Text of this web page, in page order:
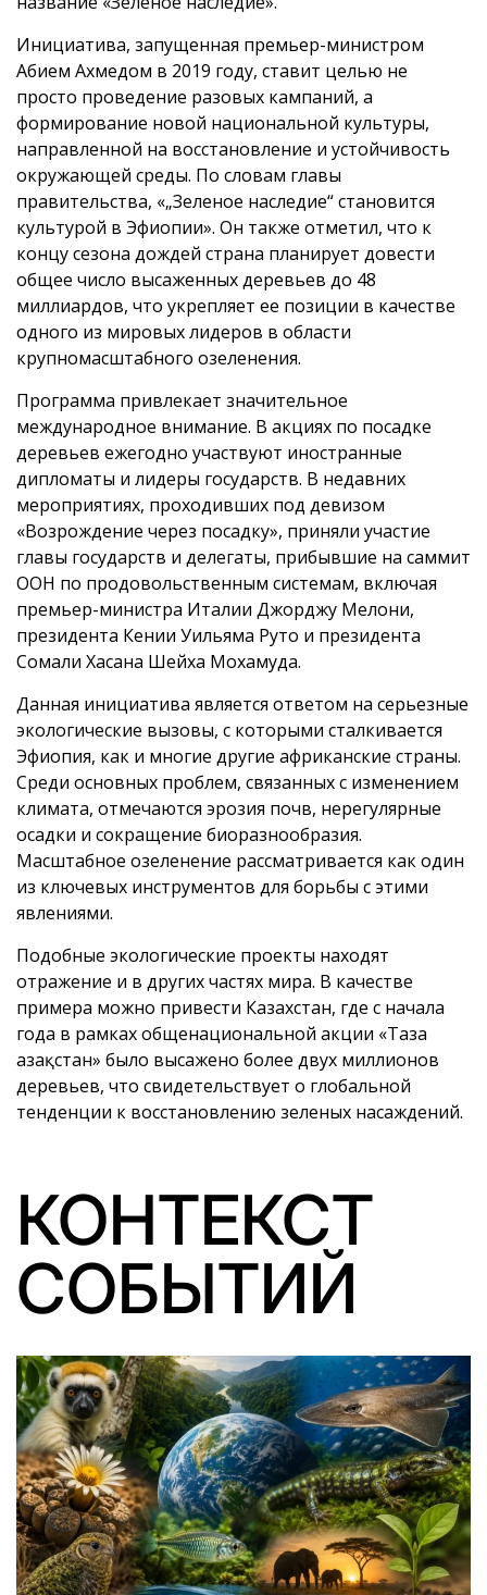
Инициатива, запущенная премьер-министром
Абием Ахмедом в 2019 году, ставит целью не
просто проведение разовых кампаний, а
формирование новой национальной культуры,
направленной на восстановление и устойчивость
окружающей среды. По словам главы
правительства, «„Зеленое наследие“ становится
культурой в Эфиопии». Он также отметил, что к
концу сезона дождей страна планирует довести
общее число высаженных деревьев до 48
миллиардов, что укрепляет ее позиции в качестве
одного из мировых лидеров в области
крупномасштабного озеленения.
Программа привлекает значительное
международное внимание. В акциях по посадке
деревьев ежегодно участвуют иностранные
дипломаты и лидеры государств. В недавних
мероприятиях, проходивших под девизом
«Возрождение через посадку», приняли участие
главы государств и делегаты, прибывшие на саммит
ООН по продовольственным системам, включая
премьер-министра Италии Джорджу Мелони,
президента Кении Уильяма Руто и президента
Сомали Хасана Шейха Мохамуда.
Данная инициатива является ответом на серьезные
экологические вызовы, с которыми сталкивается
Эфиопия, как и многие другие африканские страны.
Среди основных проблем, связанных с изменением
климата, отмечаются эрозия почв, нерегулярные
осадки и сокращение биоразнообразия.
Масштабное озеленение рассматривается как один
из ключевых инструментов для борьбы с этими
явлениями.
Подобные экологические проекты находят
отражение и в других частях мира. В качестве
примера можно привести Казахстан, где с начала
года в рамках общенациональной акции «Таза
Қазақстан» было высажено более двух миллионов
деревьев, что свидетельствует о глобальной
тенденции к восстановлению зеленых насаждений.
КОНТЕКСТ
СОБЫТИЙ